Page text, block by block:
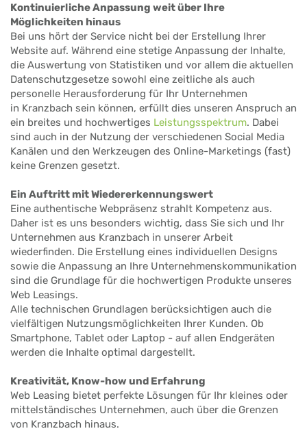
Kontinuierliche Anpassung weit über Ihre
Möglichkeiten hinaus
Bei uns hört der Service nicht bei der Erstellung Ihrer
Website auf. Während eine stetige Anpassung der Inhalte,
die Auswertung von Statistiken und vor allem die aktuellen
Datenschutzgesetze sowohl eine zeitliche als auch
personelle Herausforderung für Ihr Unternehmen
in Kranzbach sein können, erfüllt dies unseren Anspruch an
ein breites und hochwertiges Leistungsspektrum. Dabei
sind auch in der Nutzung der verschiedenen Social Media
Kanälen und den Werkzeugen des Online-Marketings (fast)
keine Grenzen gesetzt.
Ein Auftritt mit Wiedererkennungswert
Eine authentische Webpräsenz strahlt Kompetenz aus.
Daher ist es uns besonders wichtig, dass Sie sich und Ihr
Unternehmen aus Kranzbach in unserer Arbeit
wiederfinden. Die Erstellung eines individuellen Designs
sowie die Anpassung an Ihre Unternehmenskommunikation
sind die Grundlage für die hochwertigen Produkte unseres
Web Leasings.
Alle technischen Grundlagen berücksichtigen auch die
vielfältigen Nutzungsmöglichkeiten Ihrer Kunden. Ob
Smartphone, Tablet oder Laptop - auf allen Endgeräten
werden die Inhalte optimal dargestellt.
Kreativität, Know-how und Erfahrung
Web Leasing bietet perfekte Lösungen für Ihr kleines oder
mittelständisches Unternehmen, auch über die Grenzen
von Kranzbach hinaus.